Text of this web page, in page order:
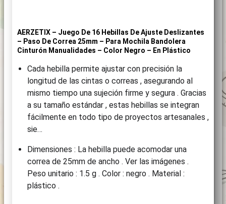
AERZETIX – Juego De 16 Hebillas De Ajuste Deslizantes
– Paso De Correa 25mm – Para Mochila Bandolera
Cinturón Manualidades – Color Negro – En Plástico
Cada hebilla permite ajustar con precisión la
longitud de las cintas o correas , asegurando al
mismo tiempo una sujeción firme y segura . Gracias
a su tamaño estándar , estas hebillas se integran
fácilmente en todo tipo de proyectos artesanales ,
sie…
Dimensiones : La hebilla puede acomodar una
correa de 25mm de ancho . Ver las imágenes .
Peso unitario : 1.5 g . Color : negro . Material :
plástico .